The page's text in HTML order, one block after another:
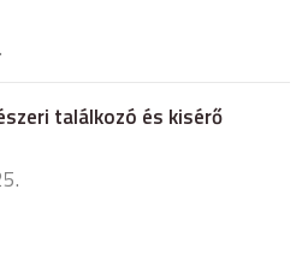
találkozó és kisérő